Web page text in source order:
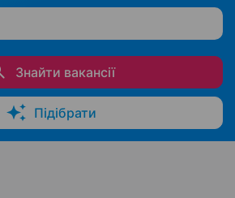
Знайти вакансії
Підібрати